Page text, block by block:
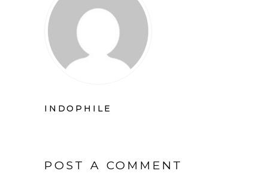
INDOPHILE
POST A COMMENT